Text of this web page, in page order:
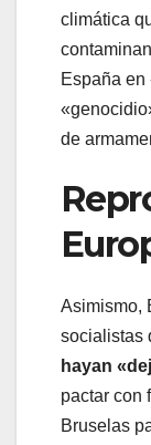
climática
España en
de
Asimismo,
socialistas
hayan
pactar con
Bruselas